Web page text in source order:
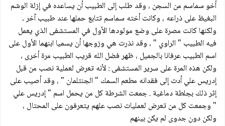
أخو سماسم من السجن ، وقد طلب إلى الطبيب أن يساعده في إزلة الوشم
البغيظ على ذراعه ، وكانت أخته سماسم تتابع حملها عند طبيب آخر ،
ولكنها كانت مصرة على وضع مولودها الأول في المستشفى الذي يعمل
فيه الطبيب " الراوي " ، وقد نذرت هي وزوجها أن يسميا ابنهما الأول على
اسم الطبيب عرفانا بالجميل ، ظهر فضل الله قريب الطبيب مرة أخرى ،
ولكن هذه المرة على سرير المستشفى : لأنه تعرض لعملية نصب من قبل
إدريس علي أدت إلى فقدانه مطعم السمك " الجنتلمان " ، وقد أصيب على
إثر ذلك بجلطة دماغية . جمعت الشرطة كل من يحمل اسم " إدريس علي
" وجمعت كل من تعرض لعمليات نصب علهم يتعرفون على المحتال ،
ولكن دون جدوى لم يكن بينهم